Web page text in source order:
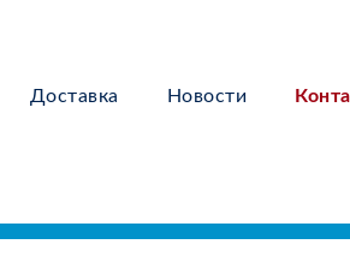
Доставка Новости